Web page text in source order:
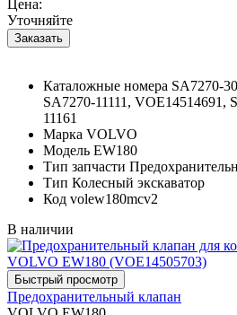
Цена:
Уточняйте
Каталожные номера SA7270-
SA7270-11111, VOE14514691,
11161
Марка VOLVO
Модель EW180
Тип запчасти
Тип Колесный экскаватор
Код volew180mcv2
В наличии
Предохранительный клапан